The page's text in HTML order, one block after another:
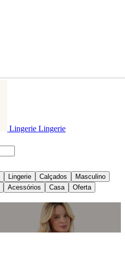
Lingerie Lingerie
Lingerie Calçados
Masculino
Acessórios Casa Oferta